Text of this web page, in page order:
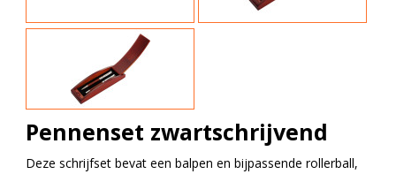
Pennenset zwartschrijvend
Deze schrijfset bevat een balpen en bijpassende rollerball,